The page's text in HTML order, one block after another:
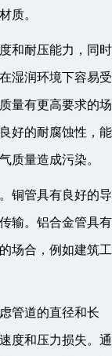
质。
和耐压能力，同时
湿润环境下容易受
量有更高要求的场
好的耐腐蚀性，能
质量造成污染。
铜管具有良好的导
输。铝合金管具有
场合，例如建筑工
管道的直径和长
度和压力损失。通